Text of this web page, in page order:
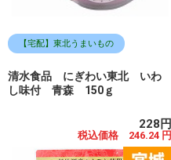
【宅配】東北うまいもの
清水食品 にぎわい東北 いわ
し味付 青森 150ｇ
228円
税込価格 246.24 円